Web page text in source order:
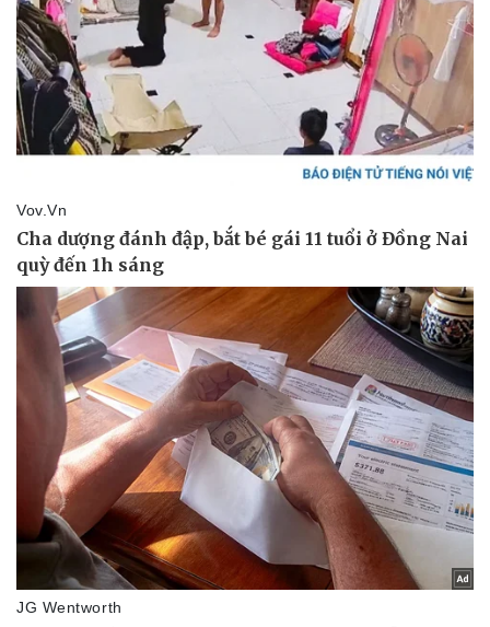
Pháp luật
Vụ án
Tin nóng
Tư vấn luật
Quân sự - Quốc phòng
Vũ khí
Việt Nam